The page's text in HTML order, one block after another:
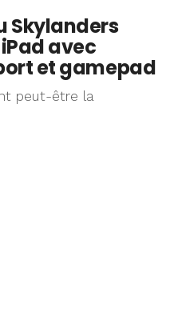
Skylanders
avec
et gamepad
peut-être la